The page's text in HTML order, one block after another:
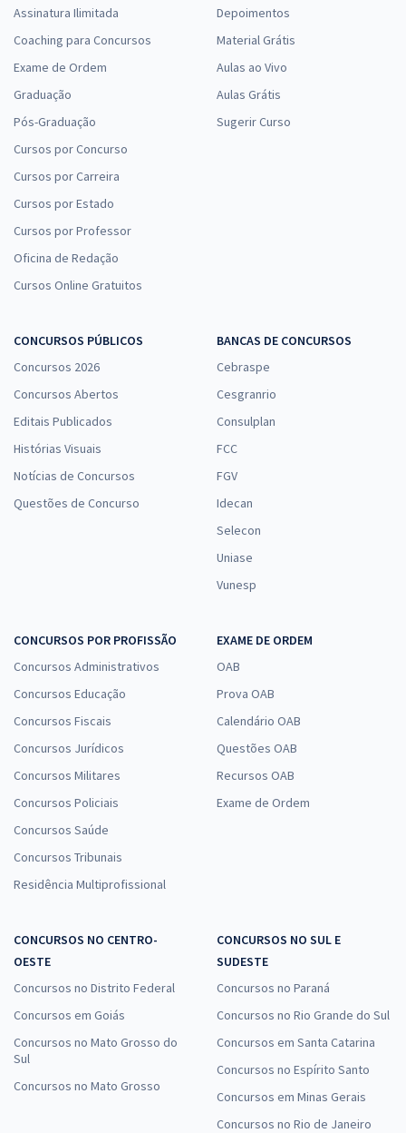
Assinatura Ilimitada
Coaching para Concursos
Exame de Ordem
Graduação
Pós-Graduação
Cursos por Concurso
Cursos por Carreira
Cursos por Estado
Cursos por Professor
Oficina de Redação
Cursos Online Gratuitos
Depoimentos
Material Grátis
Aulas ao Vivo
Aulas Grátis
Sugerir Curso
CONCURSOS PÚBLICOS
Concursos 2026
Concursos Abertos
Editais Publicados
Histórias Visuais
Notícias de Concursos
Questões de Concurso
BANCAS DE CONCURSOS
Cebraspe
Cesgranrio
Consulplan
FCC
FGV
Idecan
Selecon
Uniase
Vunesp
CONCURSOS POR PROFISSÃO
Concursos Administrativos
Concursos Educação
Concursos Fiscais
Concursos Jurídicos
Concursos Militares
Concursos Policiais
Concursos Saúde
Concursos Tribunais
Residência Multiprofissional
EXAME DE ORDEM
OAB
Prova OAB
Calendário OAB
Questões OAB
Recursos OAB
Exame de Ordem
CONCURSOS NO CENTRO-
OESTE
Concursos no Distrito Federal
Concursos em Goiás
Concursos no Mato Grosso do
Sul
Concursos no Mato Grosso
CONCURSOS NO SUL E
SUDESTE
Concursos no Paraná
Concursos no Rio Grande do Sul
Concursos em Santa Catarina
Concursos no Espírito Santo
Concursos em Minas Gerais
Concursos no Rio de Janeiro